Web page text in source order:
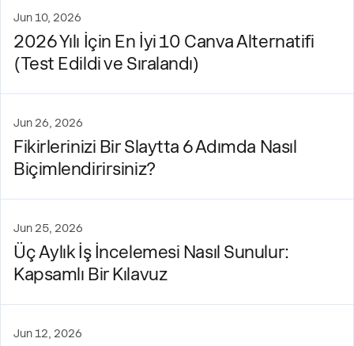
Jun 10, 2026
2026 Yılı İçin En İyi 10 Canva Alternatifi
(Test Edildi ve Sıralandı)
Jun 26, 2026
Fikirlerinizi Bir Slaytta 6 Adımda Nasıl
Biçimlendirirsiniz?
Jun 25, 2026
Üç Aylık İş İncelemesi Nasıl Sunulur:
Kapsamlı Bir Kılavuz
Jun 12, 2026